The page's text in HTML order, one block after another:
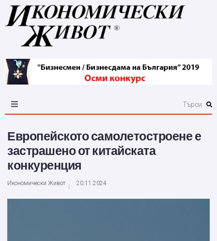
Европейското самолетостроене е
застрашено от китайската
конкуренция
Икономически Живот 20.11.2024